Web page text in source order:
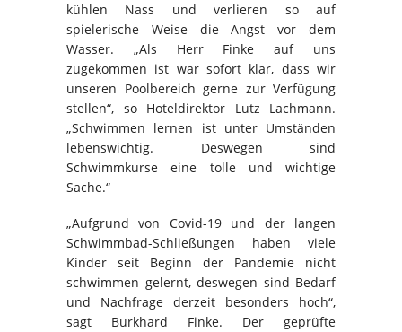
kühlen Nass und verlieren so auf
spielerische Weise die Angst vor dem
Wasser. „Als Herr Finke auf uns
zugekommen ist war sofort klar, dass wir
unseren Poolbereich gerne zur Verfügung
stellen“, so Hoteldirektor Lutz Lachmann.
„Schwimmen lernen ist unter Umständen
lebenswichtig. Deswegen sind
Schwimmkurse eine tolle und wichtige
Sache.“
„Aufgrund von Covid-19 und der langen
Schwimmbad-Schließungen haben viele
Kinder seit Beginn der Pandemie nicht
schwimmen gelernt, deswegen sind Bedarf
und Nachfrage derzeit besonders hoch“,
sagt Burkhard Finke. Der geprüfte